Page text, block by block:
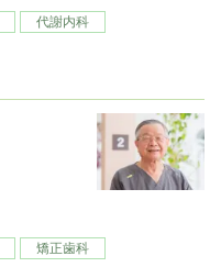
代謝内科
矯正歯科